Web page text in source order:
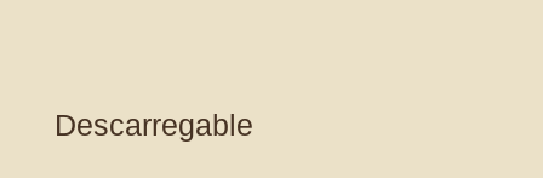
Descarregable